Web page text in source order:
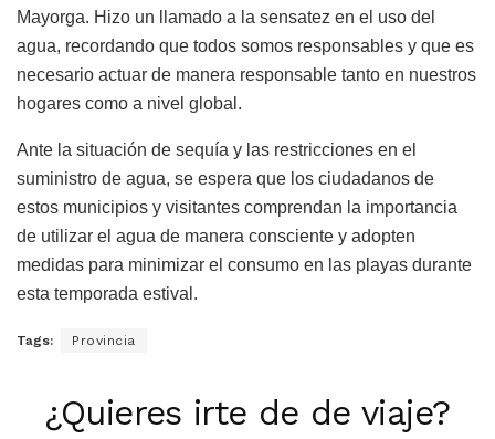
Mayorga. Hizo un llamado a la sensatez en el uso del
agua, recordando que todos somos responsables y que es
necesario actuar de manera responsable tanto en nuestros
hogares como a nivel global.
Ante la situación de sequía y las restricciones en el
suministro de agua, se espera que los ciudadanos de
estos municipios y visitantes comprendan la importancia
de utilizar el agua de manera consciente y adopten
medidas para minimizar el consumo en las playas durante
esta temporada estival.
Tags: Provincia
¿Quieres irte de de viaje?